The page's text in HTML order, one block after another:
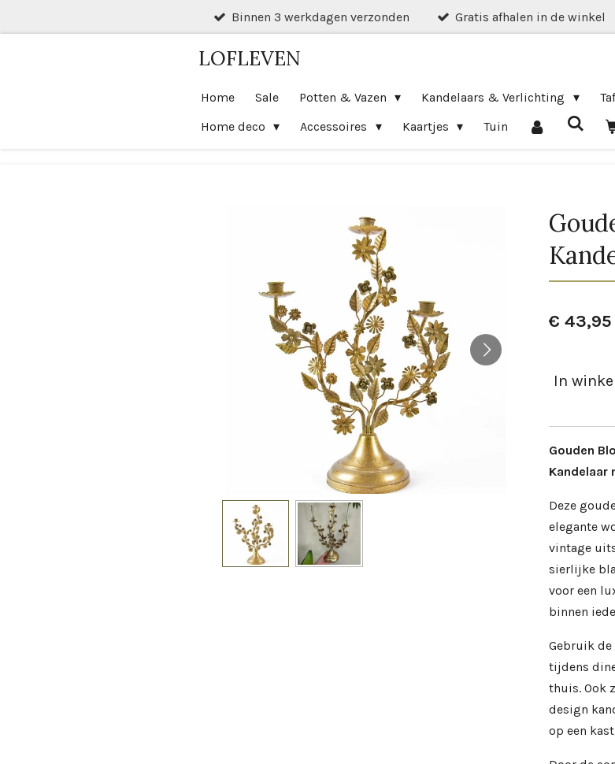
Binnen 3 werkdagen verzonden Gratis afhalen in de winkel
LOFLEVEN
Home Sale Potten & Vazen Kandelaars & Verlichting
Home deco
Accessoires Kaartjes Tuin
€ 43,95
In
Gouden
Kandelaar
Deze
elegante
vintage
sierlijke
voor een
binnen
Gebruik
tijdens
thuis. Ook
design
op een